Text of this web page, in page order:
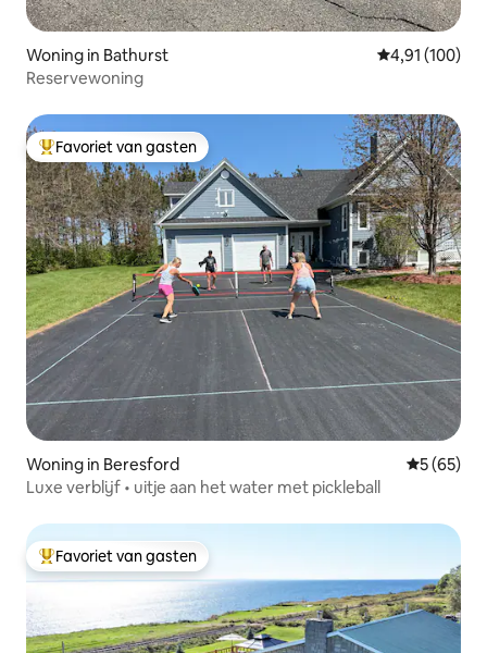
Woning in Bathurst Gemiddelde
4,91 (100)
Reservewoning
Topfavoriet van gasten
Favoriet van gasten
Woning in Beresford
5 (65)
Luxe verblijf • uitje aan het water met pickleball
Topfavoriet van gasten
Favoriet van gasten